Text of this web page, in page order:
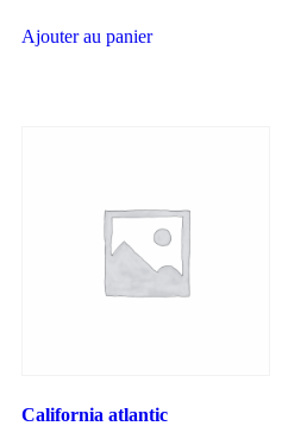
Ajouter au panier
California atlantic